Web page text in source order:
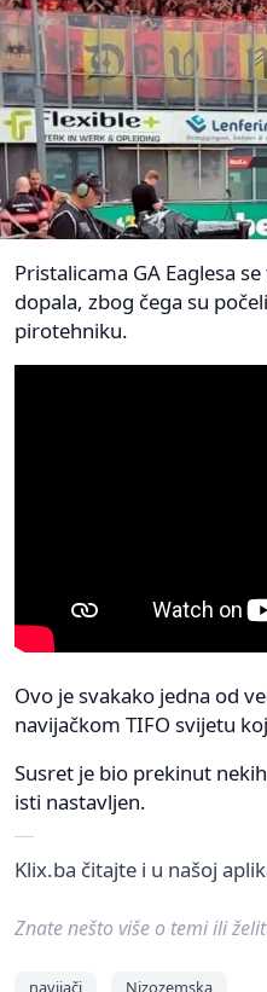
Pristalicama GA Eaglesa
dopala, zbog čega su
pirotehniku.
Ovo je svakako jedna od
navijačkom TIFO svijetu
Susret je bio prekinut
isti nastavljen.
Klix.ba čitajte i u našoj
Znate nešto više o temi ili
navijači Nizozemska